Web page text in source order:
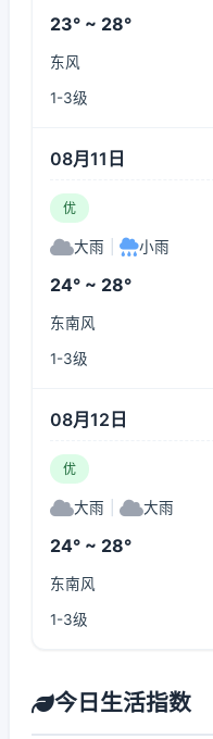
23° ~ 28°
东风
1-3级
08月11日
优
大雨 小雨
24° ~ 28°
东南风
1-3级
08月12日
优
大雨 大雨
24° ~ 28°
东南风
1-3级
今日生活指数